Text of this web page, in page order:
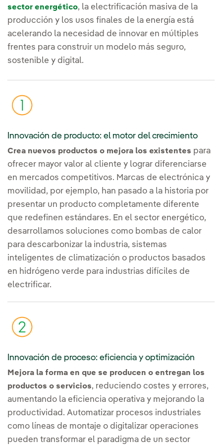
sector energético, la electrificación masiva de la
producción y los usos finales de la energía está
acelerando la necesidad de innovar en múltiples
frentes para construir un modelo más seguro,
sostenible y digital.
Innovación de producto: el motor del crecimiento
Crea nuevos productos o mejora los existentes para
ofrecer mayor valor al cliente y lograr diferenciarse
en mercados competitivos. Marcas de electrónica y
movilidad, por ejemplo, han pasado a la historia por
presentar un producto completamente diferente
que redefinen estándares. En el sector energético,
desarrollamos soluciones como bombas de calor
para descarbonizar la industria, sistemas
inteligentes de climatización o productos basados
en hidrógeno verde para industrias difíciles de
electrificar.
Innovación de proceso: eficiencia y optimización
Mejora la forma en que se producen o entregan los
productos o servicios, reduciendo costes y errores,
aumentando la eficiencia operativa y mejorando la
productividad. Automatizar procesos industriales
como líneas de montaje o digitalizar operaciones
pueden transformar el paradigma de un sector